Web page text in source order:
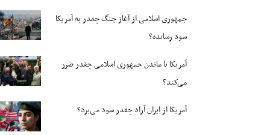
جمهوری اسلامی از آغاز جنگ چقدر به آمریکا
سود رسانده؟
آمریکا با ماندن جمهوری اسلامی چقدر ضرر
می‌کند؟
آمریکا از ایران آزاد چقدر سود می‌برد؟